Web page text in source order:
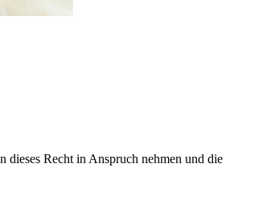
dieses Recht in Anspruch nehmen und die